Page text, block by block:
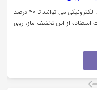
برای خرید آموزش آنلاین کنکوری و آزمون های الکترونیکی می توانید تا 40 درصد
از این تخفیف ماز، روی